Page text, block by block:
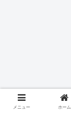
メニュー ホーム